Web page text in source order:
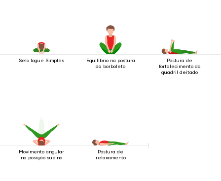
Selo Iogue Simples
Equilíbrio na postura
da borboleta
Postura de
fortalecimento do
quadril deitado
Movimento angular
na posição supina
Postura de
relaxamento